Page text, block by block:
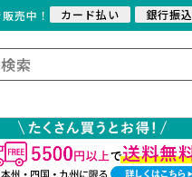
売中！ カード払い 銀行振込